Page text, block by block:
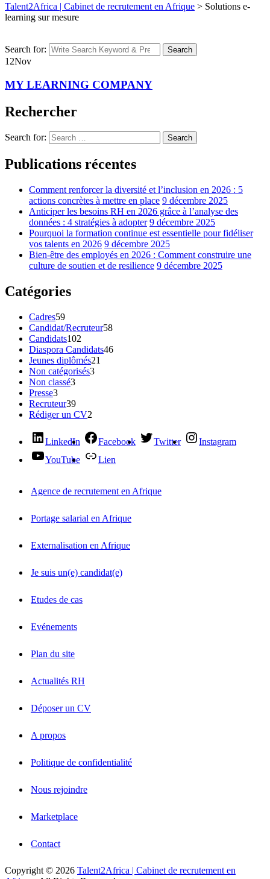
Talent2Africa | Cabinet de recrutement en Afrique > Solutions e-
learning sur mesure
Search for: Search
12Nov
MY LEARNING COMPANY
Rechercher
Search for: Search
Publications récentes
Comment renforcer la diversité et l’inclusion en 2026 : 5
actions concrètes à mettre en place 9 décembre 2025
Anticiper les besoins RH en 2026 grâce à l’analyse des
données : 4 stratégies à adopter 9 décembre 2025
Pourquoi la formation continue est essentielle pour fidéliser
vos talents en 2026 9 décembre 2025
Bien-être des employés en 2026 : Comment construire une
culture de soutien et de resilience 9 décembre 2025
Catégories
Cadres59
Candidat/Recruteur58
Candidats102
Diaspora Candidats46
Jeunes diplômés21
Non catégorisés3
Non classé3
Presse3
Recruteur39
Rédiger un CV2
LinkedIn Facebook Twitter
Instagram
YouTube
Lien
Agence de recrutement en Afrique
Portage salarial en Afrique
Externalisation en Afrique
Je suis un(e) candidat(e)
Etudes de cas
Evénements
Plan du site
Actualités RH
Déposer un CV
A propos
Politique de confidentialité
Nous rejoindre
Marketplace
Contact
Copyright © 2026 Talent2Africa | Cabinet de recrutement en